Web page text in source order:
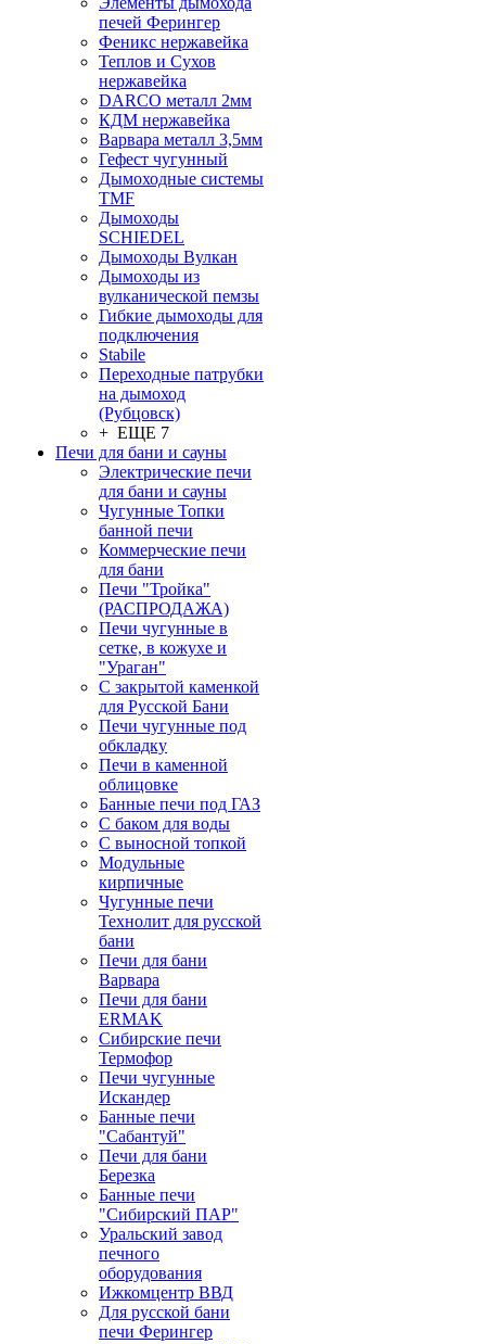
печей Ферингер
Феникс нержавейка
Теплов и Сухов
нержавейка
DARCO металл 2мм
КДМ нержавейка
Варвара металл 3,5мм
Гефест чугунный
Дымоходные системы
TMF
Дымоходы
SCHIEDEL
Дымоходы Вулкан
Дымоходы из
вулканической пемзы
Гибкие дымоходы для
подключения
Stabile
Переходные патрубки
на дымоход
(Рубцовск)
+ ЕЩЕ 7
Печи для бани и сауны
Электрические печи
для бани и сауны
Чугунные Топки
банной печи
Коммерческие печи
для бани
Печи "Тройка"
(РАСПРОДАЖА)
Печи чугунные в
сетке, в кожухе и
"Ураган"
С закрытой каменкой
для Русской Бани
Печи чугунные под
обкладку
Печи в каменной
облицовке
Банные печи под ГАЗ
С баком для воды
С выносной топкой
Модульные
кирпичные
Чугунные печи
Технолит для русской
бани
Печи для бани
Варвара
Печи для бани
ERMAK
Сибирские печи
Термофор
Печи чугунные
Искандер
Банные печи
"Сабантуй"
Печи для бани
Березка
Банные печи
"Сибирский ПАР"
Уральский завод
печного
оборудования
Ижкомцентр ВВД
Для русской бани
печи Ферингер